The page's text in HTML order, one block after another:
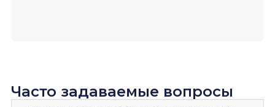
Часто задаваемые вопросы